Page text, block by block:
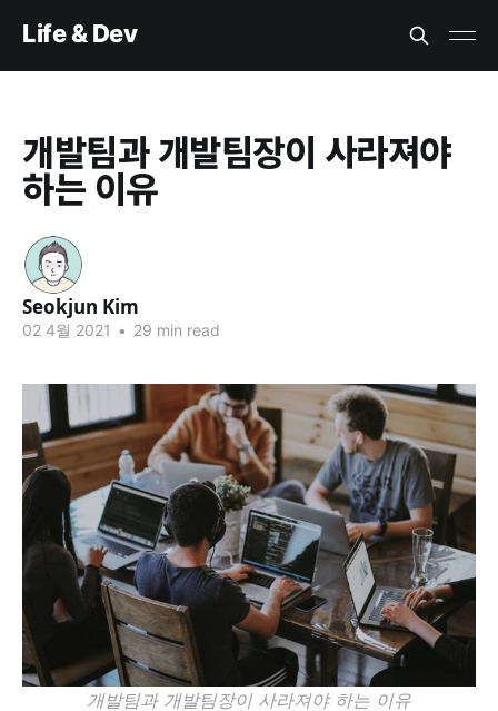
Life & Dev
개발팀과 개발팀장이 사라져야
하는 이유
Seokju
n Kim
Seokjun Kim
02 4월 2021 • 29 min read
개발팀과 개발팀장이 사라져야 하는 이유